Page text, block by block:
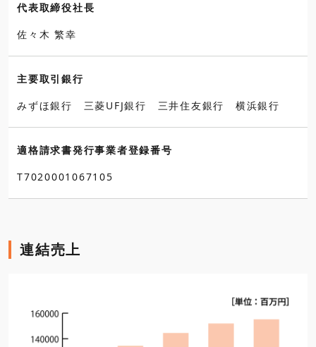
代表取締役社長
佐々木 繁幸
主要取引銀行
みずほ銀行 三菱UFJ銀行 三井住友銀行 横浜銀行
適格請求書発行事業者登録番号
T7020001067105
連結売上